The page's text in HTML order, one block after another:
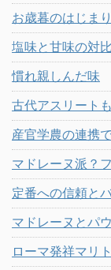
お歳暮のはじまり
塩味と甘味の対
慣れ親しんだ味
古代アスリート
産官学農の連携
マドレーヌ派？
定番への信頼と
マドレーヌとパ
ローマ発祥マリ